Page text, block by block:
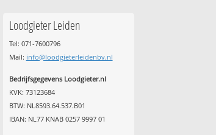
Loodgieter Leiden
Tel: 071-7600796
Mail: info@loodgieterleidenbv.nl
Bedrijfsgegevens Loodgieter.nl
KVK: 73123684
BTW: NL8593.64.537.B01
IBAN: NL77 KNAB 0257 9997 01